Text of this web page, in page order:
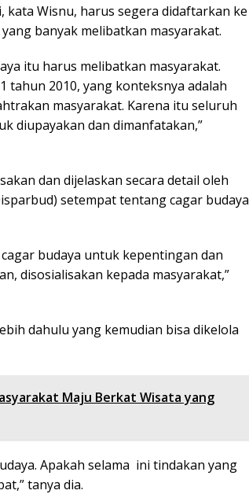
kata Wisnu, harus segera didaftarkan ke
banyak melibatkan masyarakat.
itu harus melibatkan masyarakat.
tahun 2010, yang konteksnya adalah
masyarakat. Karena itu seluruh
diupayakan dan dimanfatakan,”
dan dijelaskan secara detail oleh
setempat tentang cagar budaya
budaya untuk kepentingan dan
disosialisakan kepada masyarakat,”
dahulu yang kemudian bisa dikelola
Maju Berkat Wisata yang
Apakah selama ini tindakan yang
tanya dia.